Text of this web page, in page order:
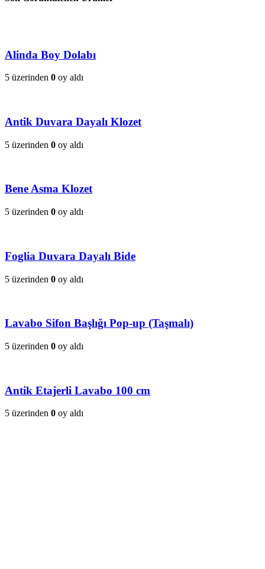
Alinda Boy Dolabı
5 üzerinden 0 oy aldı
Antik Duvara Dayalı Klozet
5 üzerinden 0 oy aldı
Bene Asma Klozet
5 üzerinden 0 oy aldı
Foglia Duvara Dayalı Bide
5 üzerinden 0 oy aldı
Lavabo Sifon Başlığı Pop-up (Taşmalı)
5 üzerinden 0 oy aldı
Antik Etajerli Lavabo 100 cm
5 üzerinden 0 oy aldı